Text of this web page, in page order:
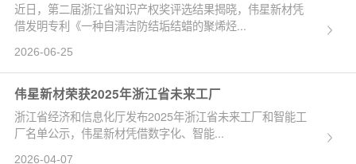
近日，第二届浙江省知识产权奖评选结果揭晓，伟星新材凭
借发明专利《一种自清洁防结垢结蜡的聚烯烃...
2026-06-25
伟星新材荣获2025年浙江省未来工厂
浙江省经济和信息化厅发布2025年浙江省未来工厂和智能工
厂名单公示，伟星新材凭借数字化、智能...
2026-04-07